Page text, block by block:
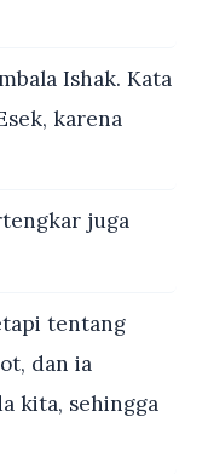
Ishak. Kata
karena
juga
tentang
dan ia
kita, sehingga